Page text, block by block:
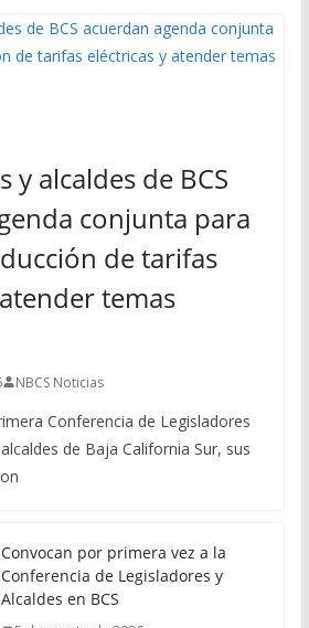
y alcaldes de BCS
conjunta para
de tarifas
temas
NBCS Noticias
Conferencia de Legisladores
de Baja California Sur, sus
Convocan por primera vez a la
Conferencia de Legisladores y
Alcaldes en BCS